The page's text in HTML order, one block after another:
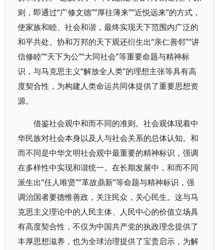
则，即通过“广修文德”“厚往薄来”“近悦远来”的方式，
使家族和睦、社会和谐，最终实现天下范围内广泛的
和平共处。协和万邦的天下观还衍生出“亲仁善邻”“讲
信修睦”“天下为公”“大同社会”等重要命题与精神标
识，与马克思主义“解放全人类”的理想主张等具有高
度契合性，为构建人类命运共同体提供了重要思想资
源。
借鉴社会观中和而不同的准则。社会观体现着中
华民族对社会本身以及人与社会关系的总体认知。和
而不同是中华文明社会观中最重要的精神标识，强调
在多样性中实现和谐统一。在长期发展中，和而不同
派生出“任人唯贤”“革故鼎新”等命题与精神标识，强
调治国者要德惟善政，关注民众，关心民生。这与马
克思主义理论中的人民主体、人民中心的价值立场具
有高度契合性，不仅为中国共产党的执政理念提供了
丰厚思想滋养，也为全球治理提供了宝贵启示，为解